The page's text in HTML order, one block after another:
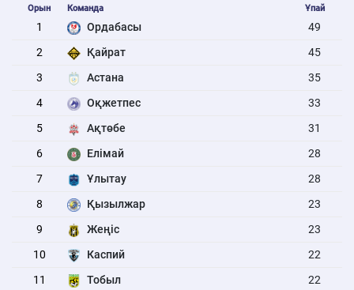
Орын Команда Ұпай
1 Ордабасы
49
2
Қайрат
45
3
Астана
35
4
Оқжетпес
33
5
Ақтөбе
31
6
Елімай
28
7
Ұлытау
28
8
Қызылжар
23
9
Жеңіс
23
10
Каспий
22
11
Тобыл
22